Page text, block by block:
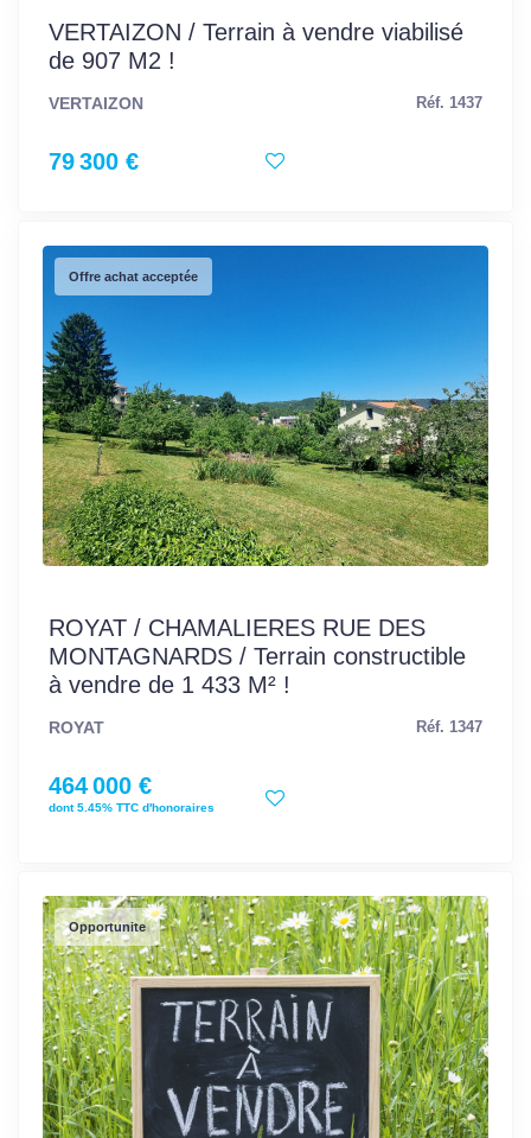
VERTAIZON / Terrain à vendre viabilisé
de 907 M2 !
VERTAIZON Réf. 1437
79 300 €
Offre achat acceptée
ROYAT / CHAMALIERES RUE DES
MONTAGNARDS / Terrain constructible
à vendre de 1 433 M² !
ROYAT Réf. 1347
464 000 €
dont 5.45% TTC d'honoraires
Opportunite